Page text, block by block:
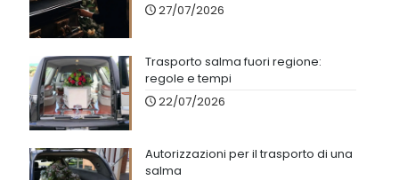
27/07/2026
Trasporto salma fuori regione:
regole e tempi
22/07/2026
Autorizzazioni per il trasporto di una
salma